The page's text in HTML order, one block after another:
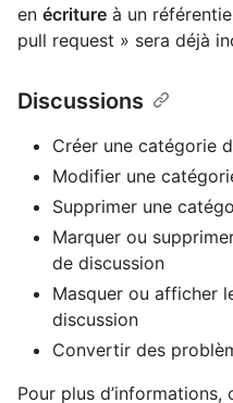
en écriture à un
pull request » sera déjà
Discussions
Créer une catégorie
Modifier une
Supprimer une
Marquer ou
de discussion
Masquer ou afficher
discussion
Convertir des
Pour plus d’informations,